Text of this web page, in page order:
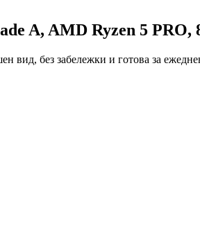
A, AMD Ryzen 5 PRO,
вид, без забележки и готова за